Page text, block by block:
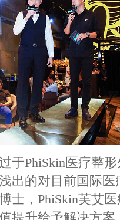
PhiSkin医疗整形
出的对目前国际
士，PhiSkin芙艾